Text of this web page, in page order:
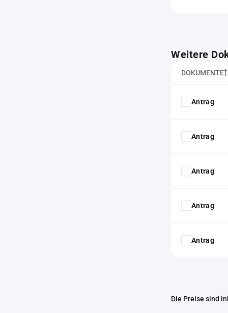
Weitere
DOKUMENTE
Antrag
Antrag
Antrag
Antrag
Antrag
Die Preise sind